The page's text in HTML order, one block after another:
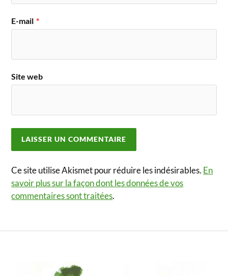
E-mail *
Site web
Ce site utilise Akismet pour réduire les indésirables. En
savoir plus sur la façon dont les données de vos
commentaires sont traitées.